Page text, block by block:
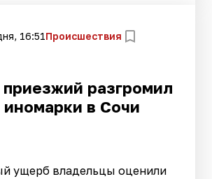
16:51Происшествия
разгромил
иномарки в Сочи
ущерб владельцы оценили